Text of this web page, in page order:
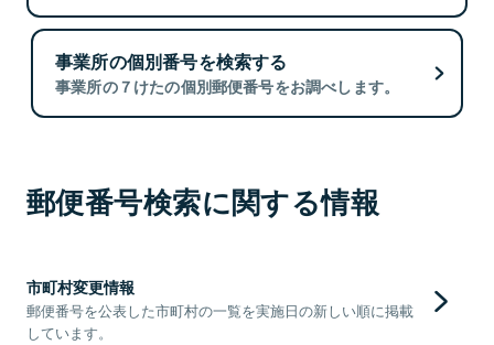
事業所の個別番号を検索する
事業所の７けたの個別郵便番号をお調べします。
郵便番号検索に関する情報
市町村変更情報
郵便番号を公表した市町村の一覧を実施日の新しい順に掲載
しています。